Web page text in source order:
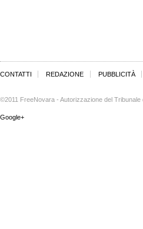
CONTATTI REDAZIONE PUBBLICITÀ
©2011 FreeNovara - Autorizzazione del
Google+